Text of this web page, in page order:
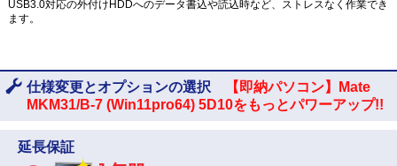
USB3.0対応の外付けHDDへのデータ書込や読込時など、ストレスなく作業でき
ます。
仕様変更とオプションの選択
【即納パソコン】Mate
MKM31/B-7 (Win11pro64) 5D10をもっとパワーアップ!!
延長保証